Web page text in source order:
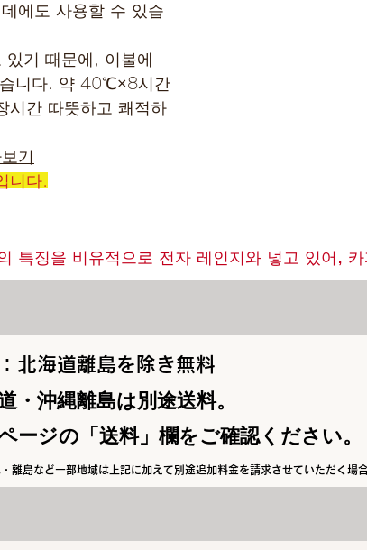
에도 사용할 수 있습
있기 때문에, 이불에
습니다. 약 40℃×8시간
시간 따뜻하고 쾌적하
기
니다.
특징을 비유적으로 전자 레인지와 넣고 있어,
北海道離島を除き無料
・沖縄離島は別途送料。
ージの「送料」欄をご確認ください。
離島など一部地域は上記に加えて別途追加料金を請求させていただく場